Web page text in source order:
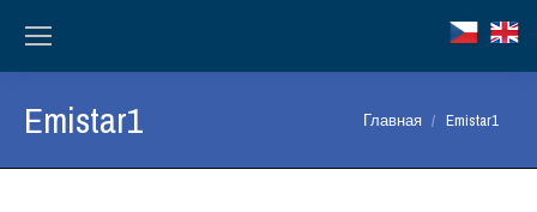
Emistar1 Вы здесь:
Главная Emistar1